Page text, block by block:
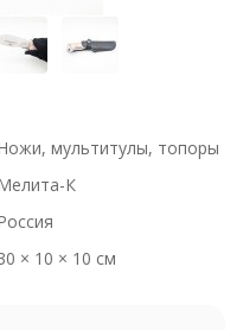
мультитулы, топоры
К
× 10 × 10 см